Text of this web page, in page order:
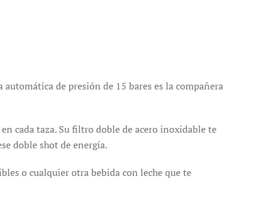
de presión de 15 bares es la compañera
cada taza. Su filtro doble de acero inoxidable te
doble shot de energía.
o cualquier otra bebida con leche que te